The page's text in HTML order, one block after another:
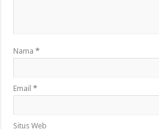
Nama*
Email*
Situs Web